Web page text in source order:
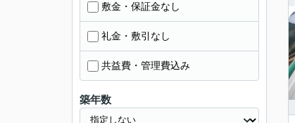
敷金・保証金なし
礼金・敷引なし
共益費・管理費込み
築年数